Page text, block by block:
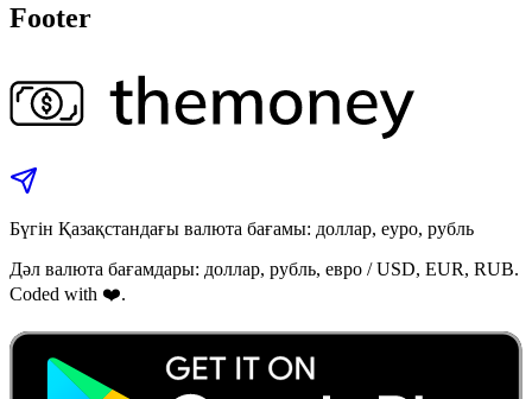
Footer
Бүгін Қазақстандағы валюта бағамы: доллар, еуро, рубль
Дәл валюта бағамдары: доллар, рубль, евро / USD, EUR, RUB.
Coded with ❤️.